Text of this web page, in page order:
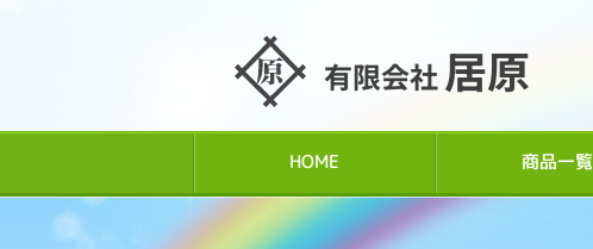
有限会社 居原
HOME 商品一覧